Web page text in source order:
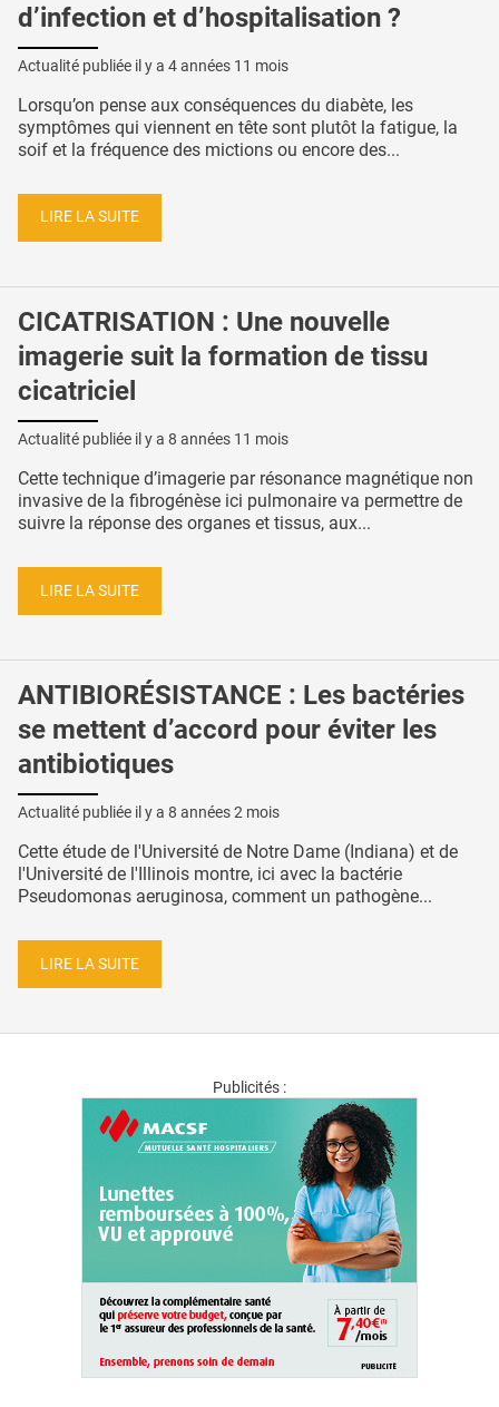
d’infection et d’hospitalisation ?
Actualité publiée il y a 4 années 11 mois
Lorsqu’on pense aux conséquences du diabète, les
symptômes qui viennent en tête sont plutôt la fatigue, la
soif et la fréquence des mictions ou encore des...
LIRE LA SUITE
CICATRISATION : Une nouvelle
imagerie suit la formation de tissu
cicatriciel
Actualité publiée il y a 8 années 11 mois
Cette technique d’imagerie par résonance magnétique non
invasive de la fibrogénèse ici pulmonaire va permettre de
suivre la réponse des organes et tissus, aux...
LIRE LA SUITE
ANTIBIORÉSISTANCE : Les bactéries
se mettent d’accord pour éviter les
antibiotiques
Actualité publiée il y a 8 années 2 mois
Cette étude de l'Université de Notre Dame (Indiana) et de
l'Université de l'Illinois montre, ici avec la bactérie
Pseudomonas aeruginosa, comment un pathogène...
LIRE LA SUITE
Publicités :